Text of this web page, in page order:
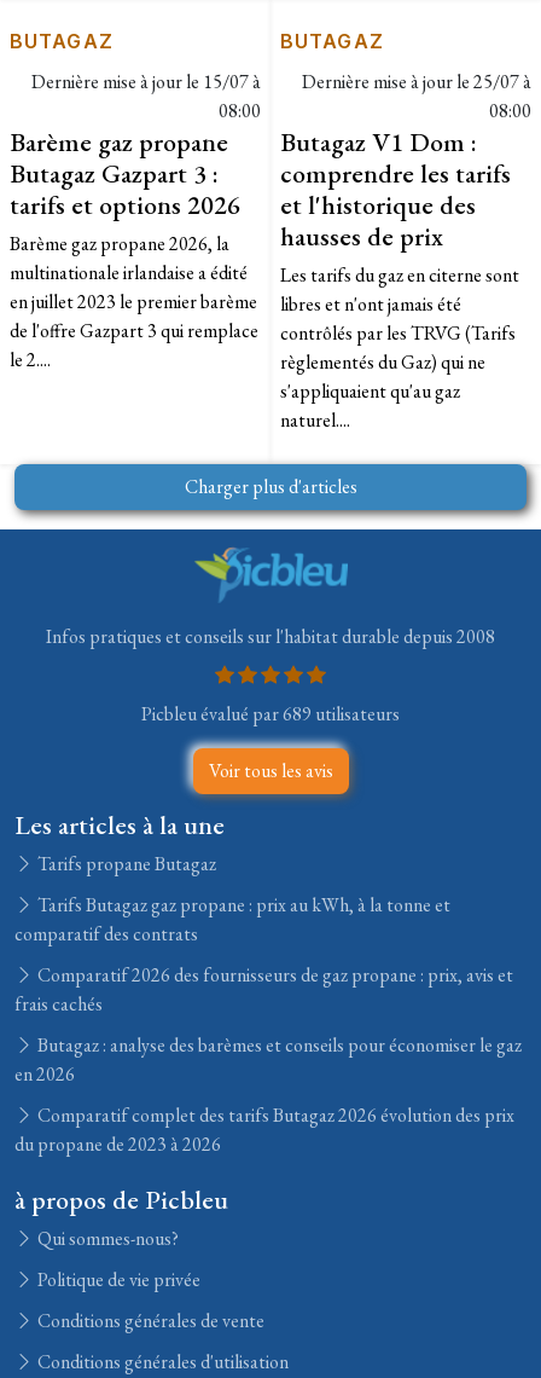
BUTAGAZ
Dernière mise à jour le 15/07 à
08:00
Barème gaz propane
Butagaz Gazpart 3 :
tarifs et options 2026
Barème gaz propane 2026, la
multinationale irlandaise a édité
en juillet 2023 le premier barème
de l'offre Gazpart 3 qui remplace
le 2....
BUTAGAZ
Dernière mise à jour le25/07 à
08:00
Butagaz V1 Dom :
comprendre les tarifs
et l'historique des
hausses de prix
Les tarifs du gaz en citerne sont
libres et n'ont jamais été
contrôlés par les TRVG (Tarifs
règlementés du Gaz) qui ne
s'appliquaient qu'au gaz
naturel....
Charger plus d'articles
Infos pratiques et conseils sur l'habitat durable depuis 2008
Picbleu évalué par 689 utilisateurs
Voir tous les avis
Les articles à la une
Tarifs propane Butagaz
Tarifs Butagaz gaz propane : prix au kWh, à la tonne et
comparatif des contrats
Comparatif 2026 des fournisseurs de gaz propane : prix, avis et
frais cachés
Butagaz : analyse des barèmes et conseils pour économiser le gaz
en 2026
Comparatif complet des tarifs Butagaz 2026 évolution des prix
du propane de 2023 à 2026
à propos de Picbleu
Qui sommes-nous?
Politique de vie privée
Conditions générales de vente
Conditions générales d'utilisation